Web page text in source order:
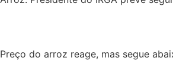
Preço do arroz reage, mas segue